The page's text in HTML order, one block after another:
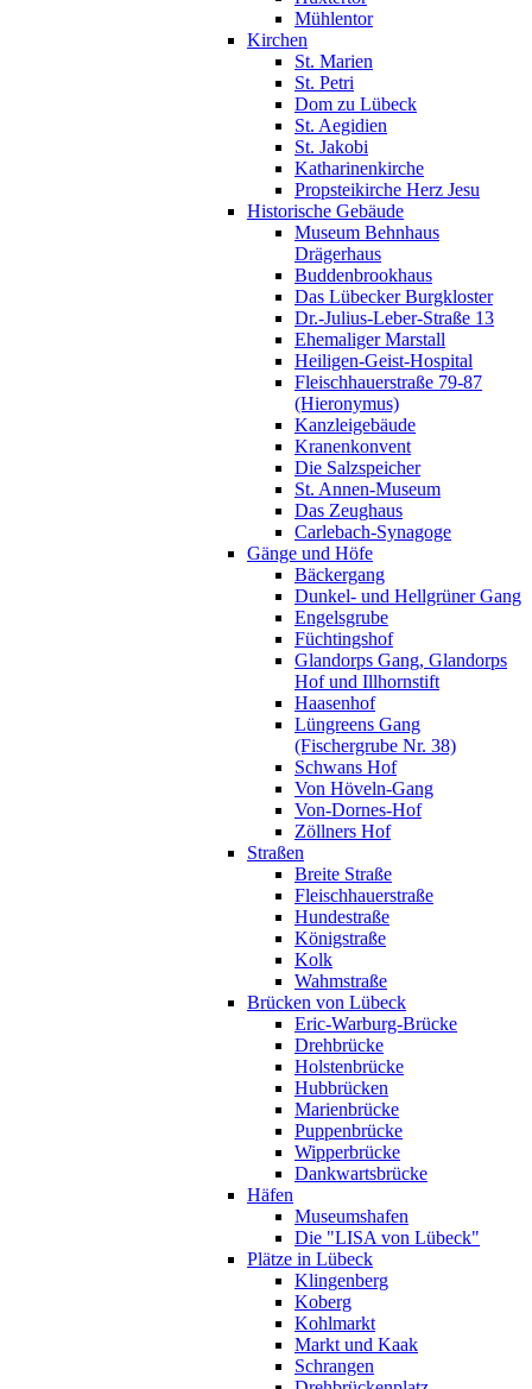
Mühlentor
Kirchen
St. Marien
St. Petri
Dom zu Lübeck
St. Aegidien
St. Jakobi
Katharinenkirche
Propsteikirche Herz Jesu
Historische Gebäude
Museum Behnhaus
Drägerhaus
Buddenbrookhaus
Das Lübecker Burgkloster
Dr.-Julius-Leber-Straße 13
Ehemaliger Marstall
Heiligen-Geist-Hospital
Fleischhauerstraße 79-87
(Hieronymus)
Kanzleigebäude
Kranenkonvent
Die Salzspeicher
St. Annen-Museum
Das Zeughaus
Carlebach-Synagoge
Gänge und Höfe
Bäckergang
Dunkel- und Hellgrüner Gang
Engelsgrube
Füchtingshof
Glandorps Gang, Glandorps
Hof und Illhornstift
Haasenhof
Lüngreens Gang
(Fischergrube Nr. 38)
Schwans Hof
Von Höveln-Gang
Von-Dornes-Hof
Zöllners Hof
Straßen
Breite Straße
Fleischhauerstraße
Hundestraße
Königstraße
Kolk
Wahmstraße
Brücken von Lübeck
Eric-Warburg-Brücke
Drehbrücke
Holstenbrücke
Hubbrücken
Marienbrücke
Puppenbrücke
Wipperbrücke
Dankwartsbrücke
Häfen
Museumshafen
Die "LISA von Lübeck"
Plätze in Lübeck
Klingenberg
Koberg
Kohlmarkt
Markt und Kaak
Schrangen